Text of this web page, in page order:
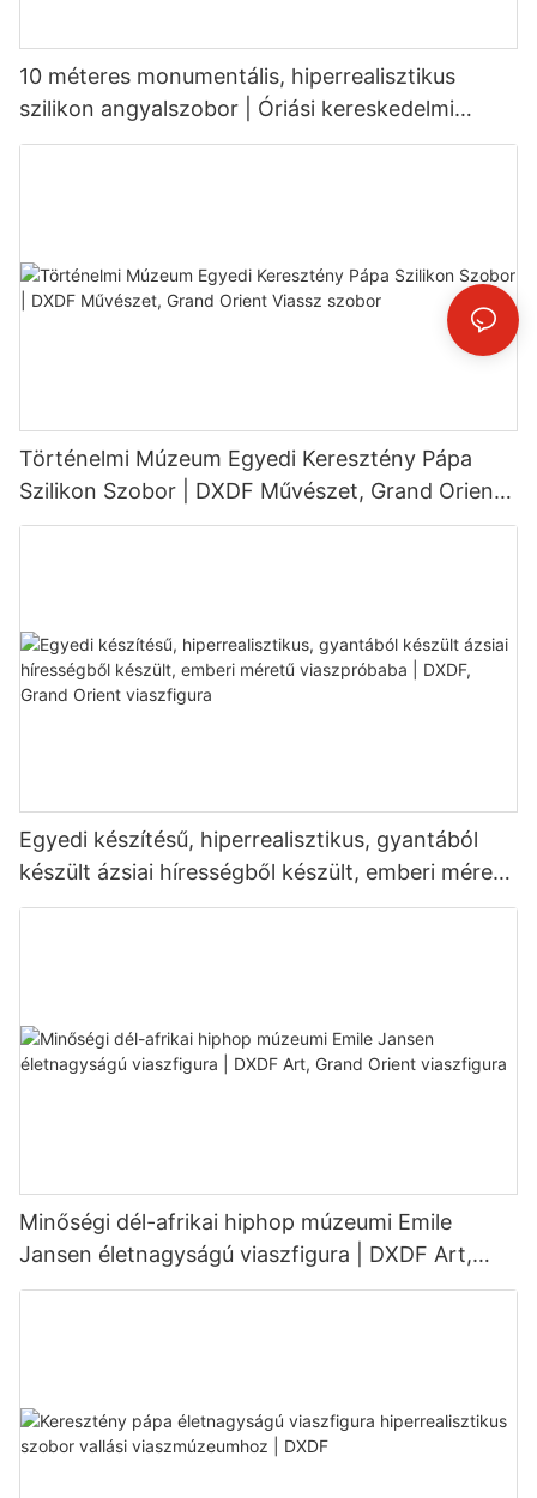
10 méteres monumentális, hiperrealisztikus
szilikon angyalszobor | Óriási kereskedelmi
művészeti installáció
Történelmi Múzeum Egyedi Keresztény Pápa
Szilikon Szobor | DXDF Művészet, Grand Orient
Viassz szobor
Egyedi készítésű, hiperrealisztikus, gyantából
készült ázsiai hírességből készült, emberi méretű
viaszpróbaba | DXDF, Grand Orient viaszfigura
Minőségi dél-afrikai hiphop múzeumi Emile
Jansen életnagyságú viaszfigura | DXDF Art,
Grand Orient viaszfigura